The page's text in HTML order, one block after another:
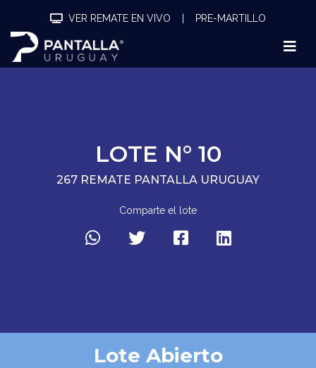
VER REMATE EN VIVO PRE-MARTILLO
LOTE N° 10
267 REMATE PANTALLA URUGUAY
Comparte el lote
Lote Abierto